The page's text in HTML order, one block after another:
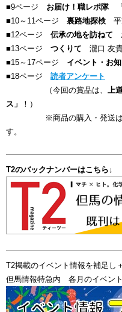
■9ページ お届け！職レポ隊
■10～11ページ 裏路地探検 平
■12ページ 伝承の地を訪ねて
■13ページ つくりて 瀧口 友
■15～17ページ イベント・お
■18ページ 読者アンケート
（今回の賞品は、
上
ス」
！）
※商品の購入・発送
す。
T2のバックナンバーはこちら↓
T2掲載のイベント情報を補足し
但馬情報特急内 各月のイベン